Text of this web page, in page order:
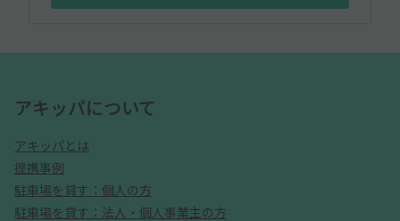
アキッパについて
アキッパとは
提携事例
駐車場を貸す：個人の方
駐車場を貸す：法人・個人事業主の方